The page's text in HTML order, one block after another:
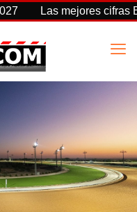
Las mejores cifras Beyer